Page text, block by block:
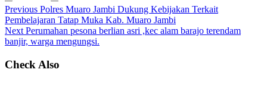
Previous Polres Muaro Jambi Dukung Kebijakan Terkait
Pembelajaran Tatap Muka Kab. Muaro Jambi
Next Perumahan pesona berlian asri ,kec alam barajo terendam
banjir, warga mengungsi.
Check Also